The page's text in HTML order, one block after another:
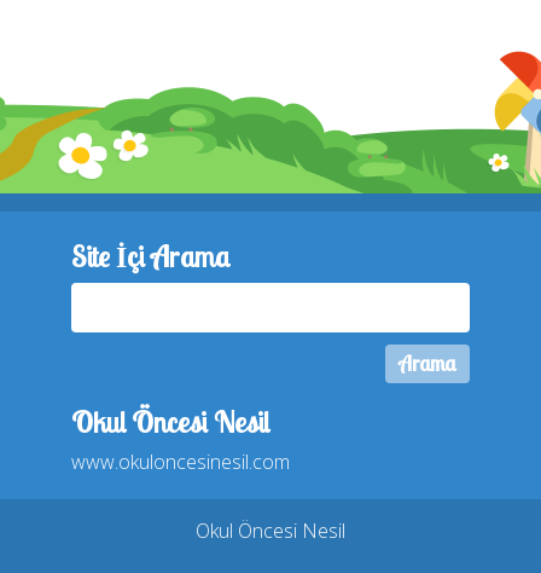
Site İçi Arama
Okul Öncesi Nesil
www.okuloncesinesil.com
Okul Öncesi Nesil